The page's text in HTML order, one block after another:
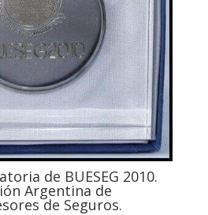
de BUESEG 2010.
Argentina de
de Seguros.